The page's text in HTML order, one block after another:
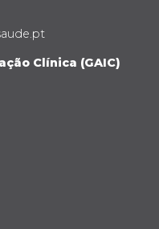
Clínica (GAIC)